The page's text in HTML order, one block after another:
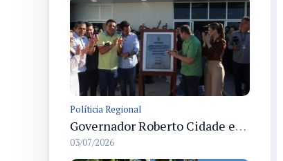
Políticia Regional
Governador Roberto Cidade entrega readequação do ambulatório da FCecon e amplia capacidade de atendimento oncológico em Manaus
03/07/2026